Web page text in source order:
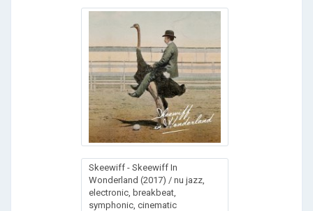
Skeewiff - Skeewiff In
Wonderland (2017) / nu jazz,
electronic, breakbeat,
symphonic, cinematic